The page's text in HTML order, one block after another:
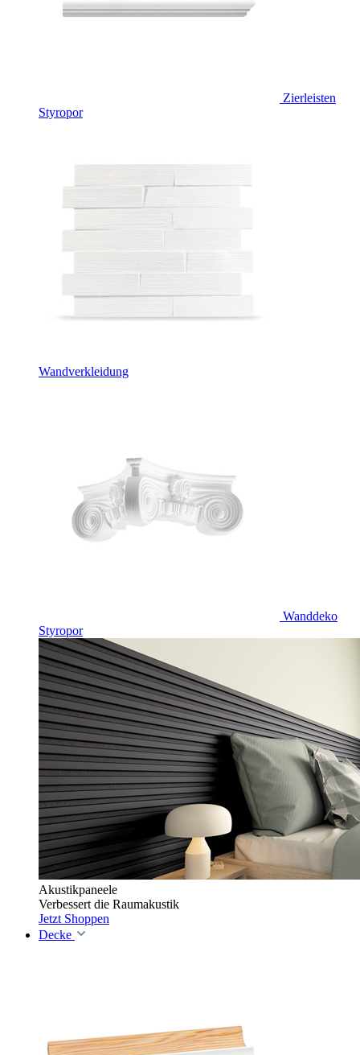
Zierleisten
Styropor
Wandverkleidung
Wanddeko
Styropor
Akustikpaneele
Verbessert die Raumakustik
Jetzt Shoppen
Decke